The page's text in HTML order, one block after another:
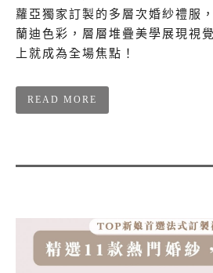
蘿亞獨家訂製的多層次婚紗禮服
蘭迪色彩，層層堆疊美學展現視
上就成為全場焦點！
READ MORE